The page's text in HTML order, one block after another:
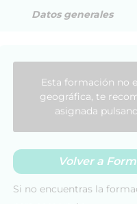
Datos generales
Esta formación no
geográfica, te
asignada
Volver a
Si no encuentras la